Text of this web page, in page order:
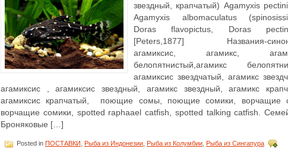
звездный, крапчатый) Agamyxis
Agamyxis albomaculatus
Doras flavopictus, Doras
[Peters,1877] Названия-
агамиксис, агамикс,
белопятнистый,агамикс
агамиксис звездчатый, агамикс
агамиксис , агамиксис звездный, агамикс звездный, агамикс
агамиксис крапчатый, поющие сомы, поющие сомики, ворчащие
ворчащие сомики, spotted raphaael catfish, spotted talking catfish.
Броняковые […]
Posted in ПОСТАВКИ Рыба из Индонезии Рыба из Колумбии Рыба из Сингапура